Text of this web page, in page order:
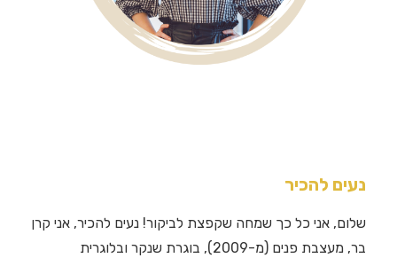
נעים להכיר
שלום, אני כל כך שמחה שקפצת לביקור! נעים להכיר, אני קרן
בר, מעצבת פנים (מ-2009), בוגרת שנקר ובלוגרית